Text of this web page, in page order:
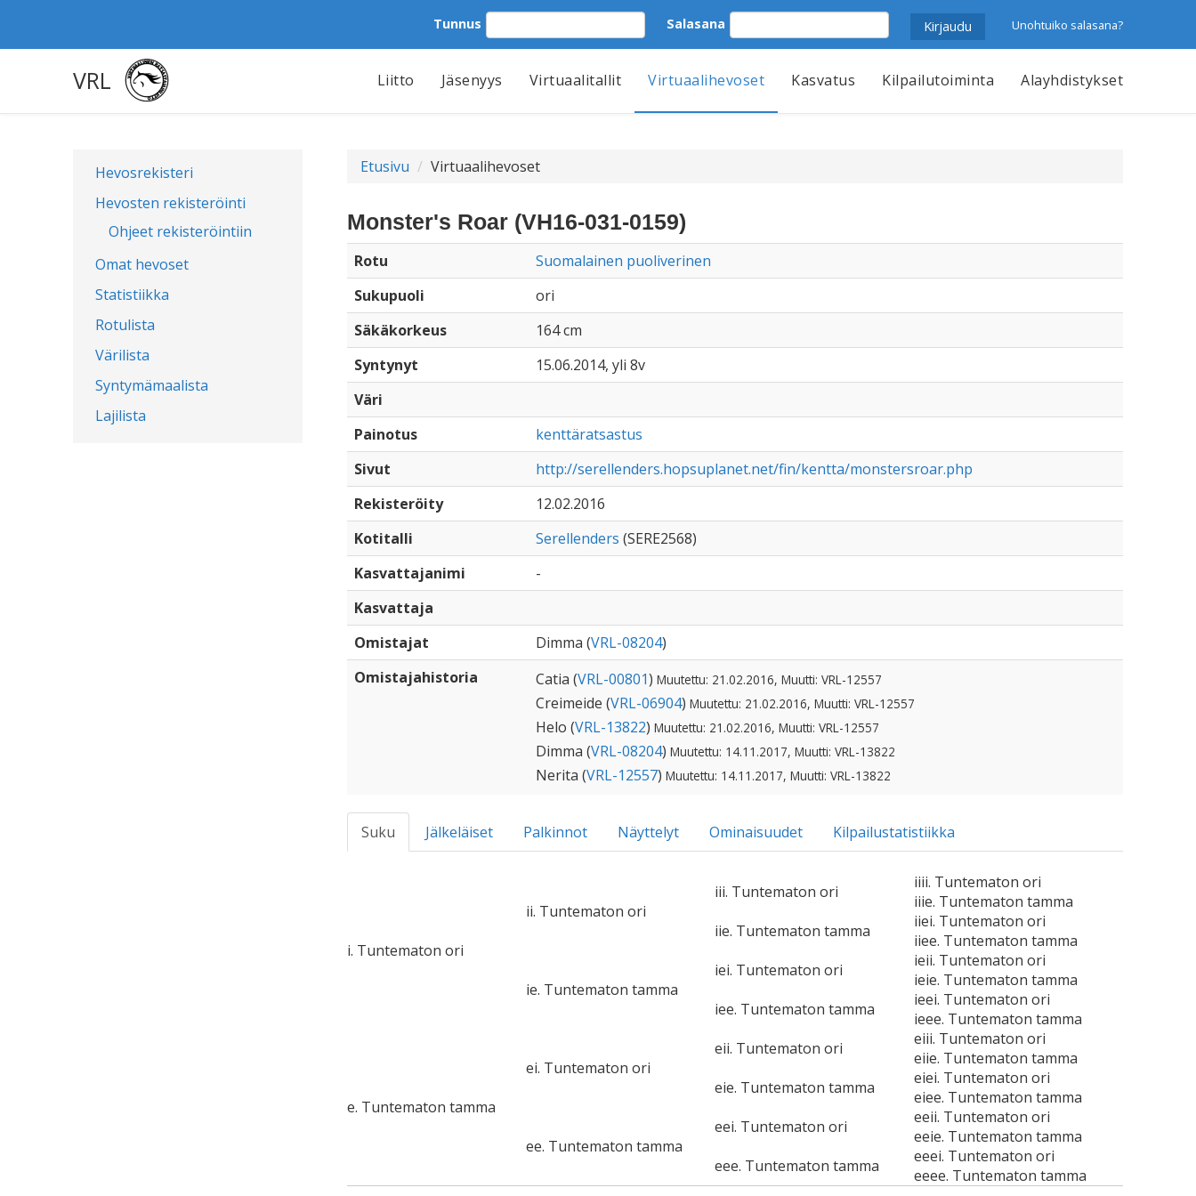
Tunnus Salasana Unohtuiko salasana?
VRL Liitto Jäsenyys Virtuaalitallit Virtuaalihevoset Kasvatus Kilpailutoiminta Alayhdistykset
Hevosrekisteri
Hevosten rekisteröinti
Ohjeet rekisteröintiin
Omat hevoset
Statistiikka
Rotulista
Värilista
Syntymämaalista
Lajilista
Etusivu Virtuaalihevoset
Monster's Roar (VH16-031-0159)
Rotu
Suomalainen puoliverinen
Sukupuoli
ori
Säkäkorkeus
164 cm
Syntynyt
15.06.2014, yli 8v
Väri
Painotus
kenttäratsastus
Sivut
http://serellenders.hopsuplanet.net/fin/kentta/monstersroar.php
Rekisteröity
12.02.2016
Kotitalli
Serellenders (SERE2568)
Kasvattajanimi
-
Kasvattaja
Omistajat
Dimma (VRL-08204)
Omistajahistoria
Catia (VRL-00801) Muutettu: 21.02.2016, Muutti: VRL-12557
Creimeide (VRL-06904) Muutettu: 21.02.2016, Muutti: VRL-12557
Helo (VRL-13822) Muutettu: 21.02.2016, Muutti: VRL-12557
Dimma (VRL-08204) Muutettu: 14.11.2017, Muutti: VRL-13822
Nerita (VRL-12557) Muutettu: 14.11.2017, Muutti: VRL-13822
Suku Jälkeläiset Palkinnot Näyttelyt Ominaisuudet Kilpailustatistiikka
i. Tuntematon ori
ii. Tuntematon ori
iii. Tuntematon ori
iiii. Tuntematon ori
iiie. Tuntematon tamma
iie. Tuntematon tamma
iiei. Tuntematon ori
iiee. Tuntematon tamma
ie. Tuntematon tamma
iei. Tuntematon ori
ieii. Tuntematon ori
ieie. Tuntematon tamma
iee. Tuntematon tamma
ieei. Tuntematon ori
ieee. Tuntematon tamma
e. Tuntematon tamma
ei. Tuntematon ori
eii. Tuntematon ori
eiii. Tuntematon ori
eiie. Tuntematon tamma
eie. Tuntematon tamma
eiei. Tuntematon ori
eiee. Tuntematon tamma
ee. Tuntematon tamma
eei. Tuntematon ori
eeii. Tuntematon ori
eeie. Tuntematon tamma
eee. Tuntematon tamma
eeei. Tuntematon ori
eeee. Tuntematon tamma